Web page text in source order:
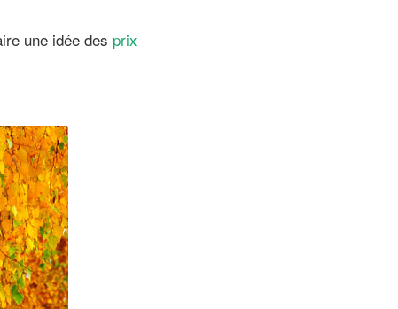
une idée des prix